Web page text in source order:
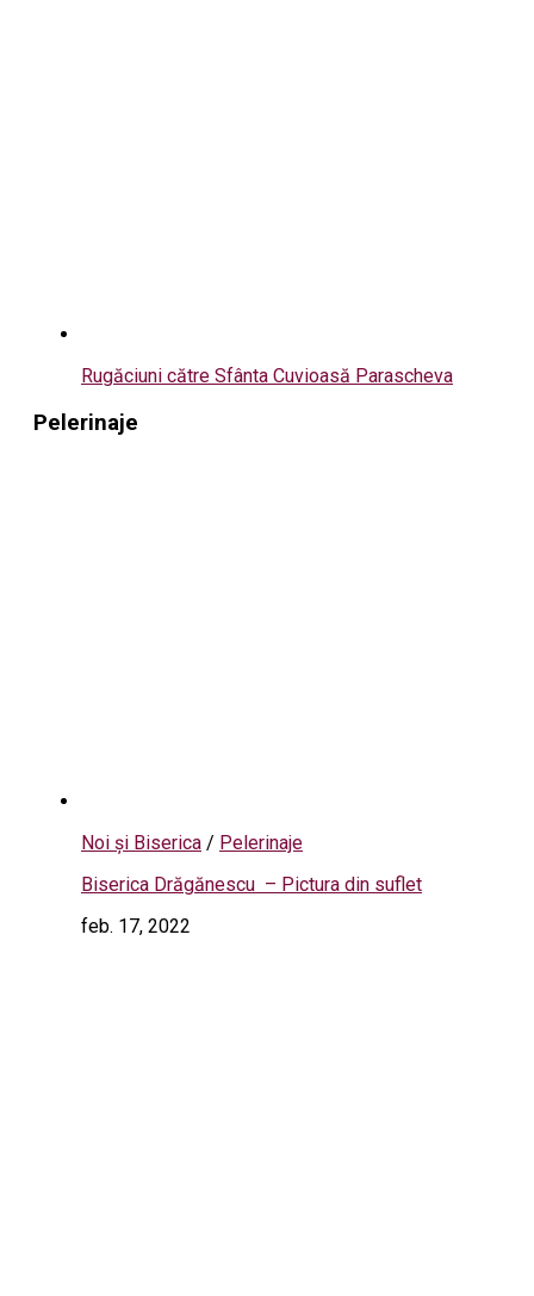
Rugăciuni către Sfânta Cuvioasă Parascheva
Pelerinaje
Noi și Biserica / Pelerinaje
Biserica Drăgănescu – Pictura din suflet
feb. 17, 2022